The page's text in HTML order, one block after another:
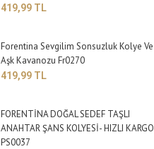
419,99 TL
Forentina Sevgilim Sonsuzluk Kolye Ve
Aşk Kavanozu Fr0270
419,99 TL
FORENTİNA DOĞAL SEDEF TAŞLI
ANAHTAR ŞANS KOLYESİ- HIZLI KARGO
PS0037